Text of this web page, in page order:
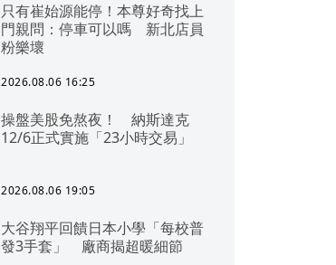
只有崔始源能停！本尊好奇找上
門親問：停車可以嗎 新北店員
粉樂壞
2026.08.06 16:25
操盤美股免熬夜！ 納斯達克
12/6正式實施「23小時交易」
2026.08.06 19:05
大谷翔平回饋日本小學「每校普
發3手套」 廠商揭超暖細節